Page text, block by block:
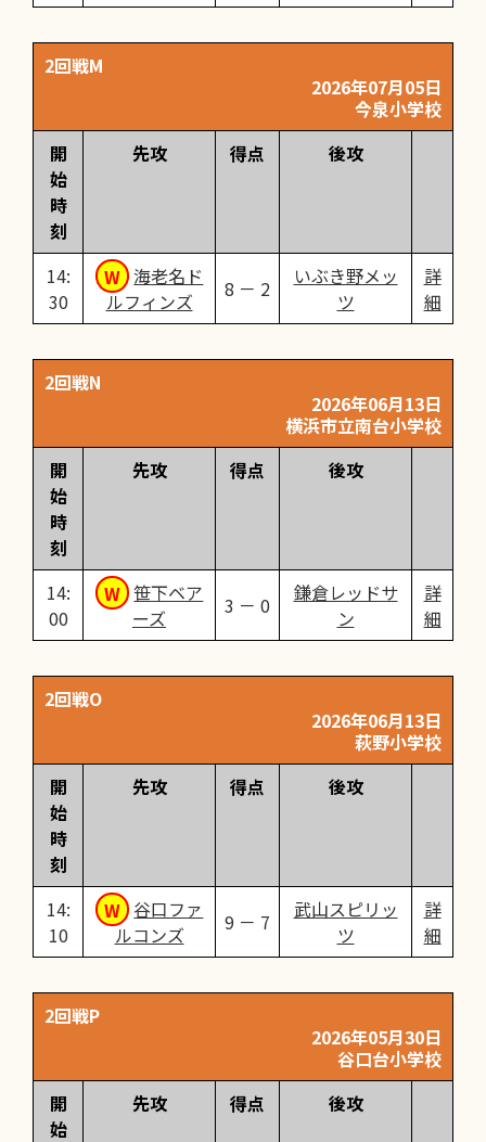
2回戦M
2026年07月05日
今泉小学校
開
始
時
刻
先攻 得点 後攻
14:
30
海老名ド
ルフィンズ
8 － 2
いぶき野メッ
ツ
詳
細
2回戦N
2026年06月13日
横浜市立南台小学校
開
始
時
刻
先攻 得点 後攻
14:
00
笹下ベア
ーズ
3 － 0
鎌倉レッドサ
ン
詳
細
2回戦O
2026年06月13日
萩野小学校
開
始
時
刻
先攻 得点 後攻
14:
10
谷口ファ
ルコンズ
9 － 7
武山スピリッ
ツ
詳
細
2回戦P
2026年05月30日
谷口台小学校
開
始
先攻 得点 後攻